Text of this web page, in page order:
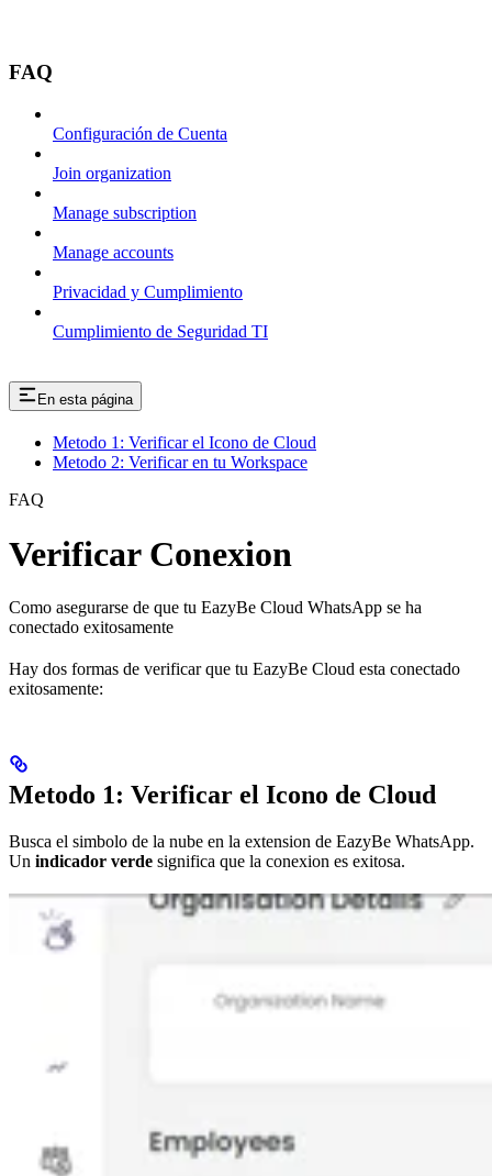
FAQ
Configuración de Cuenta
Join organization
Manage subscription
Manage accounts
Privacidad y Cumplimiento
Cumplimiento de Seguridad TI
En esta página
Metodo 1: Verificar el Icono de Cloud
Metodo 2: Verificar en tu Workspace
FAQ
Verificar Conexion
Como asegurarse de que tu EazyBe Cloud WhatsApp se ha
conectado exitosamente
Hay dos formas de verificar que tu EazyBe Cloud esta conectado
exitosamente:
Metodo 1: Verificar el Icono de Cloud
Busca el simbolo de la nube en la extension de EazyBe WhatsApp.
Un indicador verde significa que la conexion es exitosa.